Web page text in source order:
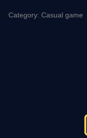
Category: Casual game